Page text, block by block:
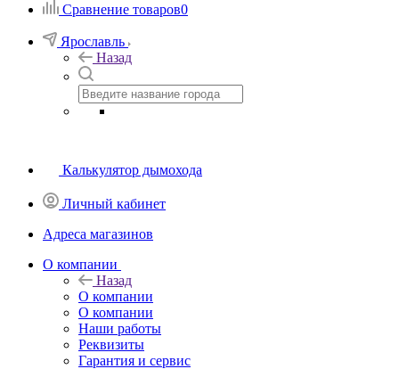
Сравнение товаров0
Ярославль
Назад
Калькулятор дымохода
Личный кабинет
Адреса магазинов
O компании
Назад
O компании
О компании
Наши работы
Реквизиты
Гарантия и сервис